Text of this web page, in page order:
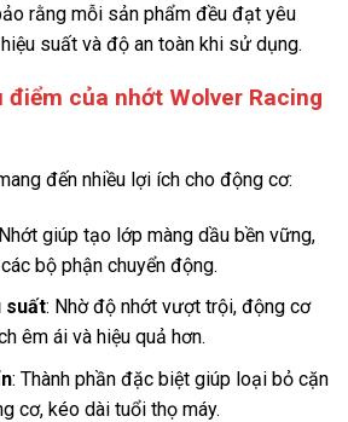
rằng mỗi sản phẩm đều đạt yêu
suất và độ an toàn khi sử dụng.
điểm của nhớt Wolver Racing
đến nhiều lợi ích cho động cơ:
giúp tạo lớp màng dầu bền vững,
bộ phận chuyển động.
suất: Nhờ độ nhớt vượt trội, động cơ
êm ái và hiệu quả hơn.
: Thành phần đặc biệt giúp loại bỏ cặn
cơ, kéo dài tuổi thọ máy.